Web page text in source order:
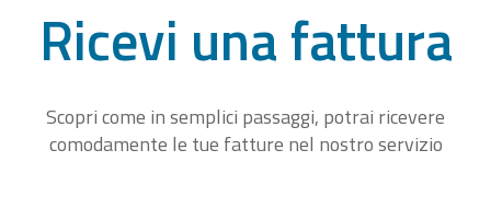
Ricevi una fattura
Scopri come in semplici passaggi, potrai ricevere
comodamente le tue fatture nel nostro servizio